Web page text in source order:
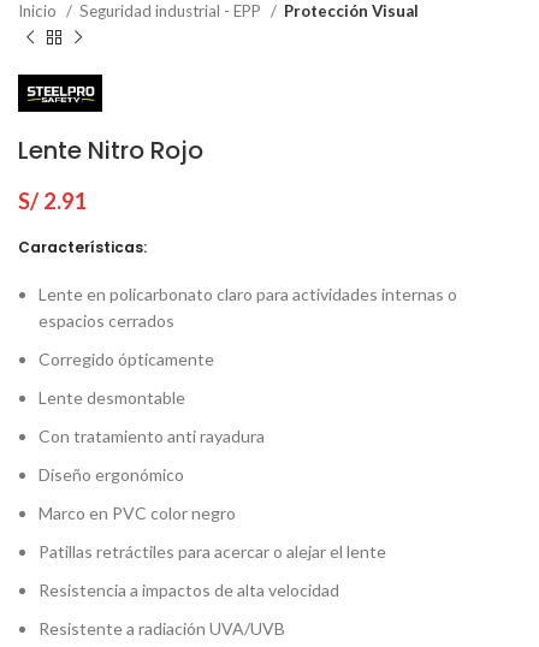
Inicio Seguridad industrial - EPP Protección Visual
Lente Nitro Rojo
S/ 2.91
Características:
Lente en policarbonato claro para actividades internas o
espacios cerrados
Corregido ópticamente
Lente desmontable
Con tratamiento anti rayadura
Diseño ergonómico
Marco en PVC color negro
Patillas retráctiles para acercar o alejar el lente
Resistencia a impactos de alta velocidad
Resistente a radiación UVA/UVB